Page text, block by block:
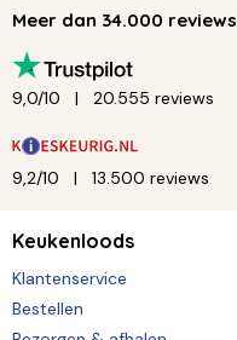
Meer dan 34.000 reviews
9,0/10 20.555 reviews
9,2/10 13.500 reviews
Keukenloods
Klantenservice
Bestellen